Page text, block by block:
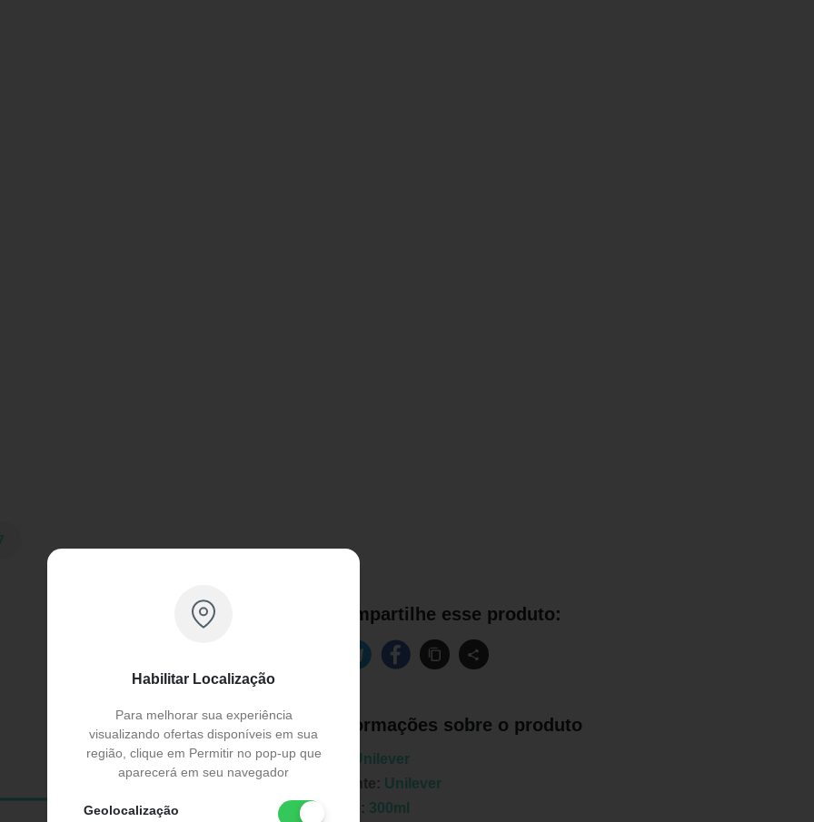
Habilitar Localização
Para melhorar sua experiência
visualizando ofertas disponíveis em sua
região, clique em Permitir no pop-up que
aparecerá em seu navegador
Geolocalização
Compartilhe esse produto:
Informações sobre o produto
Marca:
Unilever
Fabricante: Unilever
Unidade: 300ml